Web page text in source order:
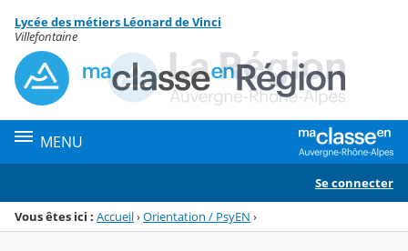
Menu de la rubrique
Contenu
Lycée des métiers Léonard de Vinci
Villefontaine
MENU
Se connecter
Vous êtes ici : Accueil›Orientation / PsyEN ›